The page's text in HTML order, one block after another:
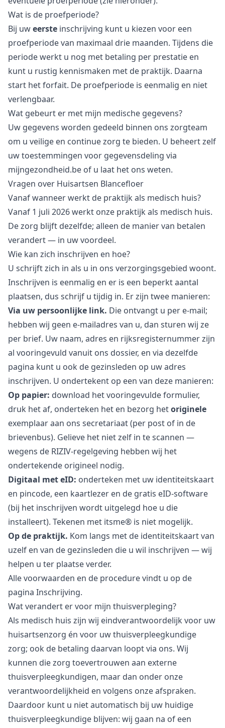
Wat is de proefperiode?
Bij uweerste inschrijving kunt u kiezen voor een
proefperiode van maximaal drie maanden. Tijdens die
periode werkt u nog met betaling per prestatie en
kunt u rustig kennismaken met de praktijk. Daarna
start het forfait. De proefperiode is eenmalig en niet
verlengbaar.
Wat gebeurt er met mijn medische gegevens?
Uw gegevens worden gedeeld binnen ons zorgteam
om u veilige en continue zorg te bieden. U beheert zelf
uw toestemmingen voor gegevensdeling via
mijngezondheid.be of u laat het ons weten.
Vragen over Huisartsen Blancefloer
Vanaf wanneer werkt de praktijk als medisch huis?
Vanaf 1 juli 2026 werkt onze praktijk als medisch huis.
De zorg blijft dezelfde; alleen de manier van betalen
verandert — in uw voordeel.
Wie kan zich inschrijven en hoe?
U schrijft zich in als u in ons verzorgingsgebied woont.
Inschrijven is eenmalig en er is een beperkt aantal
plaatsen, dus schrijf u tijdig in. Er zijn twee manieren:
Via uw persoonlijke link. Die ontvangt u per e-mail;
hebben wij geen e-mailadres van u, dan sturen wij ze
per brief. Uw naam, adres en rijksregisternummer zijn
al vooringevuld vanuit ons dossier, en via dezelfde
pagina kunt u ook de gezinsleden op uw adres
inschrijven. U ondertekent op een van deze manieren:
Op papier: download het vooringevulde formulier,
druk het af, onderteken het en bezorg hetoriginele
exemplaar aan ons secretariaat (per post of in de
brievenbus). Gelieve het niet zelf in te scannen —
wegens de RIZIV-regelgeving hebben wij het
ondertekende origineel nodig.
Digitaal met eID: onderteken met uw identiteitskaart
en pincode, een kaartlezer en de gratis eID-software
(bij het inschrijven wordt uitgelegd hoe u die
installeert). Tekenen met itsme® is niet mogelijk.
Op de praktijk. Kom langs met de identiteitskaart van
uzelf en van de gezinsleden die u wil inschrijven — wij
helpen u ter plaatse verder.
Alle voorwaarden en de procedure vindt u op de
pagina Inschrijving.
Wat verandert er voor mijn thuisverpleging?
Als medisch huis zijn wij eindverantwoordelijk voor uw
huisartsenzorg én voor uw thuisverpleegkundige
zorg; ook de betaling daarvan loopt via ons. Wij
kunnen die zorg toevertrouwen aan externe
thuisverpleegkundigen, maar dan onder onze
verantwoordelijkheid en volgens onze afspraken.
Daardoor kunt u niet automatisch bij uw huidige
thuisverpleegkundige blijven: wij gaan na of een